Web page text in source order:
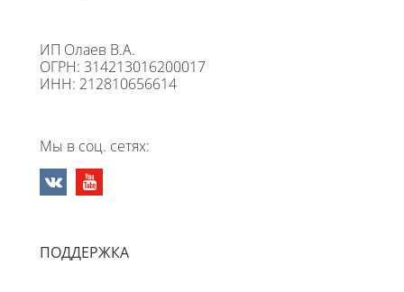
ИП Олаев В.А.
ОГРН: 314213016200017
ИНН: 212810656614
Мы в соц. сетях:
ПОДДЕРЖКА